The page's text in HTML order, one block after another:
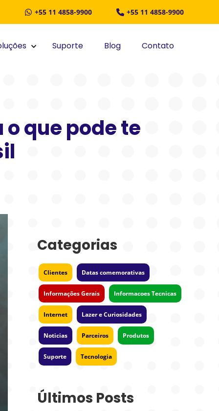
+55 11 4858-9900 +55 11 4858-9900
Suporte Blog Contato
o que pode te
Categorias
Clientes Datas comemorativas
Informações Gerais Informacoes Tecnicas
Internet Lazer e Curiosidades
Noticias Parceiros Produtos
Suporte Tecnologia
Últimos Posts